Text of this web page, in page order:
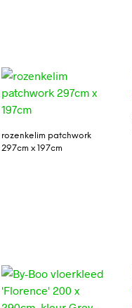
rozenkelim patchwork
297cm x 197cm